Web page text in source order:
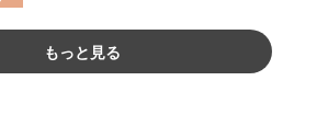
もっと見る